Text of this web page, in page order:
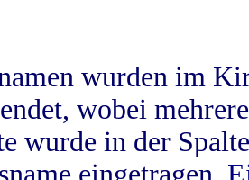
wurden im
wobei
wurde in der